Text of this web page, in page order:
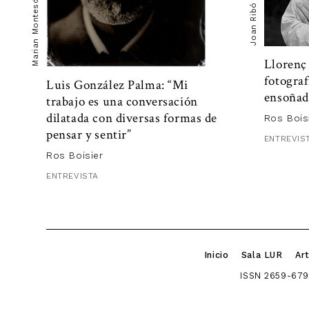
motivan
crisis
están
aquella
¿Y me
Marian Montesdeoca
Luis González Palma: “Mi
trabajo es una conversación
dilatada con diversas formas de
pensar y sentir”
Ros Boisier
ENTREVISTA
Joan Ribó
Llorenç
Ros
Inicio Sala LUR
ISSN 2659-